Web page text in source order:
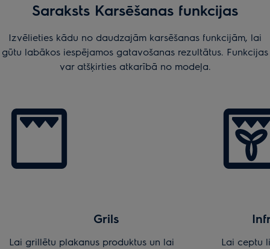
Saraksts Karsēšanas funkcijas
Izvēlieties kādu no daudzajām karsēšanas funkcijām, lai
gūtu labākos iespējamos gatavošanas rezultātus. Funkcijas
var atšķirties atkarībā no modeļa.
Grils
Lai grillētu plakanus produktus un lai
Lai ceptu